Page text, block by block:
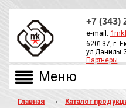
+7 (343)
e-mail:
620137, г.
ул.Данилы
Партнеры
Главная Каталог